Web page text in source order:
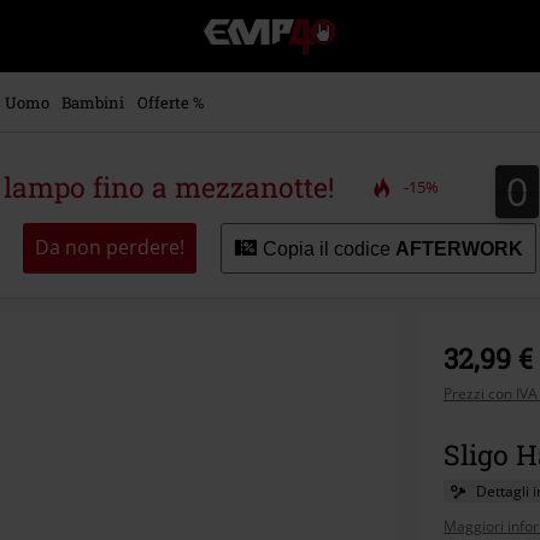
EMP
-
Musica,
Videogame
-
Abbigliamento
Uomo Bambini Offerte %
fino a mezzanotte! -15% 0
0
Da non perdere! Copia il codice AFTERWORK
32,99 €
Prezzi con
Sligo
Dettagli
Maggiori